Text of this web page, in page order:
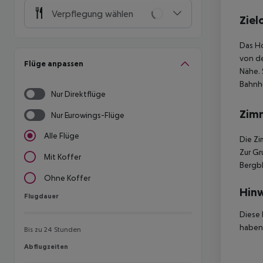
Verpflegung wählen
Flüge anpassen
Nur Direktflüge
Nur Eurowings-Flüge
Alle Flüge
Mit Koffer
Ohne Koffer
Flugdauer
Flugdauer
Bis zu 24 Stunden
Abflugzeiten
Abflugzeiten
Das
von
Die
Zur
Diese